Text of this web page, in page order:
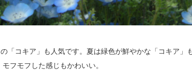
「コキア」も人気です。夏は緑色が鮮やかな「コキア
フモフした感じもかわいい。